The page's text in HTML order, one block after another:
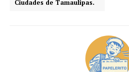
Ciudades de Tamaulipas.